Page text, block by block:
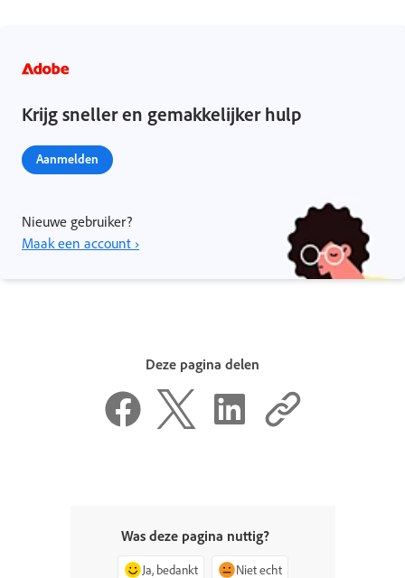
Krijg sneller en gemakkelijker hulp
Aanmelden
Nieuwe gebruiker?
Maak een account ›
Deze pagina delen
Was deze pagina nuttig?
Ja, bedankt Niet echt